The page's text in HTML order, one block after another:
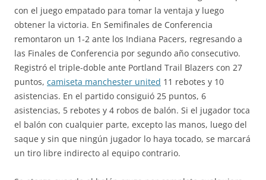
con el juego empatado para tomar la ventaja y luego
obtener la victoria. En Semifinales de Conferencia
remontaron un 1-2 ante los Indiana Pacers, regresando a
las Finales de Conferencia por segundo año consecutivo.
Registró el triple-doble ante Portland Trail Blazers con 27
puntos, camiseta manchester united 11 rebotes y 10
asistencias. En el partido consiguió 25 puntos, 6
asistencias, 5 rebotes y 4 robos de balón. Si el jugador toca
el balón con cualquier parte, excepto las manos, luego del
saque y sin que ningún jugador lo haya tocado, se marcará
un tiro libre indirecto al equipo contrario.